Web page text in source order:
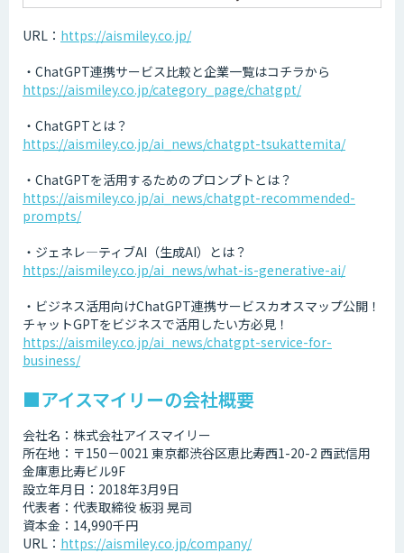
URL： https://aismiley.co.jp/
・ChatGPT連携サービス比較と企業一覧はコチラから
https://aismiley.co.jp/category_page/chatgpt/
・ChatGPTとは？
https://aismiley.co.jp/ai_news/chatgpt-tsukattemita/
・ChatGPTを活用するためのプロンプトとは？
https://aismiley.co.jp/ai_news/chatgpt-recommended-
prompts/
・ジェネレ―ティブAI（生成AI）とは？
https://aismiley.co.jp/ai_news/what-is-generative-ai/
・ビジネス活用向けChatGPT連携サービスカオスマップ公開！
チャットGPTをビジネスで活用したい方必見！
https://aismiley.co.jp/ai_news/chatgpt-service-for-
business/
■アイスマイリーの会社概要
会社名：株式会社アイスマイリー
所在地：〒150－0021 東京都渋谷区恵比寿西1-20-2 西武信用
金庫恵比寿ビル9F
設立年月日：2018年3月9日
代表者：代表取締役 板羽 晃司
資本金：14,990千円
URL： https://aismiley.co.jp/company/